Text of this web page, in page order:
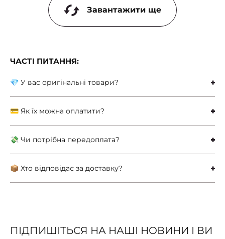
Завантажити ще
ЧАСТІ ПИТАННЯ:
💎 У вас оригінальні товари?
💳 Як їх можна оплатити?
💸 Чи потрібна передоплата?
📦 Хто відповідає за доставку?
ПІДПИШІТЬСЯ НА НАШІ НОВИНИ І ВИ